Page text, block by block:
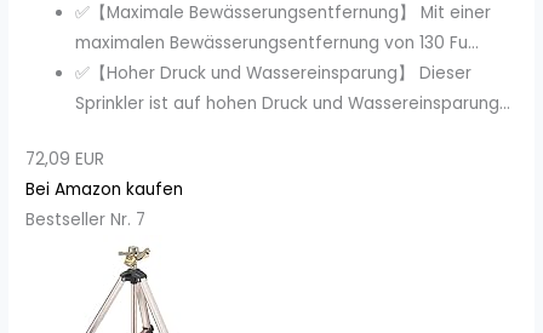
✅【Maximale Bewässerungsentfernung】 Mit einer
maximalen Bewässerungsentfernung von 130 Fu...
✅【Hoher Druck und Wassereinsparung】 Dieser
Sprinkler ist auf hohen Druck und Wassereinsparung...
72,09 EUR
Bei Amazon kaufen
Bestseller Nr. 7